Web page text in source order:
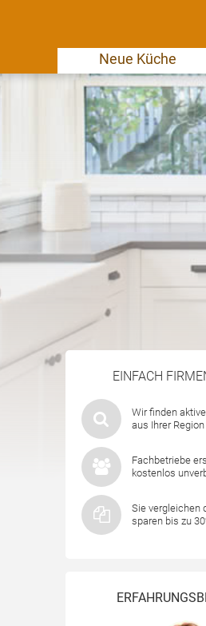
Neue Küche
EINFACH
Wir finden
aus Ihrer Region
Fachbetriebe
kostenlos
Sie vergleichen
sparen bis zu